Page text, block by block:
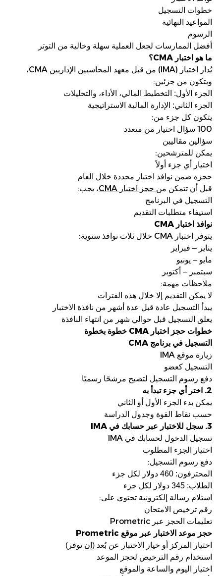
خطوات التسجيل
المواعيد النهائية
الرسوم
أفضل الممارسات لجعل العملية سهلة وخالية من التوتر
ما هو اختبار
؟
يُدار اختبار
من قبل معهد المحاسبين الإداريين (IMA)
،
ويتكون من جزئين:
الجزء الأول: التخطيط المالي، الأداء، والتحليلات
الجزء الثاني: الإدارة المالية الاستراتيجية
يتكون كل جزء من:
100 سؤال اختيار من متعدد
سؤالين مقاليين
يمكن للمترشحين:
اختيار أي جزء أولاً
حجزه ضمن نوافذ اختبار محددة خلال العام
قبل أن تتمكن من حجز اختبار ، يجب:
التسجيل في البرنامج
استيفاء متطلبات التقديم
نوافذ اختبار
يتوفر اختبار خلال ثلاث نوافذ سنوية:
يناير – فبراير
مايو – يونيو
سبتمبر – أكتوبر
ملاحظات مهمة:
لا يمكن التقديم إلا خلال هذه الفترات
يبدأ التسجيل عادة قبل عدة أشهر من نافذة الاختبار
يغلق التسجيل قبل حوالي شهر من انتهاء النافذة
خطوات حجز اختبار
خطوة بخطوة
التسجيل في برنامج
زيارة موقع
التسجيل كعضو
دفع رسوم التسجيل لتصبح مرشحًا رسميًا
2.
اختر أي جزء تبدأ به
يمكن بدء الجزء الأول أو الثاني
حسب نقاط القوة وجدول الدراسة
3. سجل للاختبار عبر حسابك في
تسجيل الدخول لحسابك في
اختيار الجزء المطلوب
دفع رسوم التسجيل:
المحترفون: 460 دولار لكل جزء
الطلاب: 345 دولار لكل جزء
استلام رسالة إلكترونية تحتوي على:
رقم ترخيص الامتحان
تعليمات الحجز عبر
حجز موعد الاختبار عبر موقع
اختيار المركز أو خيار الاختبار عن بُعد (إن توفر)
استخدام رقم الترخيص لحجز الموعد
اختيار اليوم والساعة والموقع